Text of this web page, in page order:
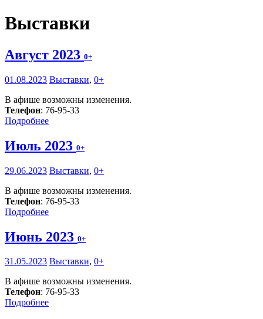
Выставки
Август 2023 0+
01.08.2023 Выставки, 0+
В афише возможны изменения.
Телефон: 76-95-33
Подробнее
Июль 2023 0+
29.06.2023 Выставки, 0+
В афише возможны изменения.
Телефон: 76-95-33
Подробнее
Июнь 2023 0+
31.05.2023 Выставки, 0+
В афише возможны изменения.
Телефон: 76-95-33
Подробнее